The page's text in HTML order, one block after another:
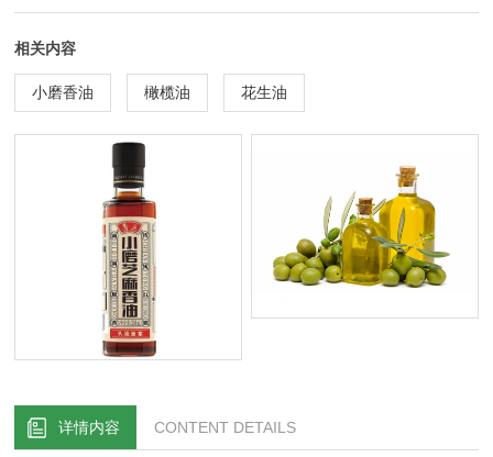
相关内容
小磨香油 橄榄油 花生油
详情内容 CONTENT DETAILS